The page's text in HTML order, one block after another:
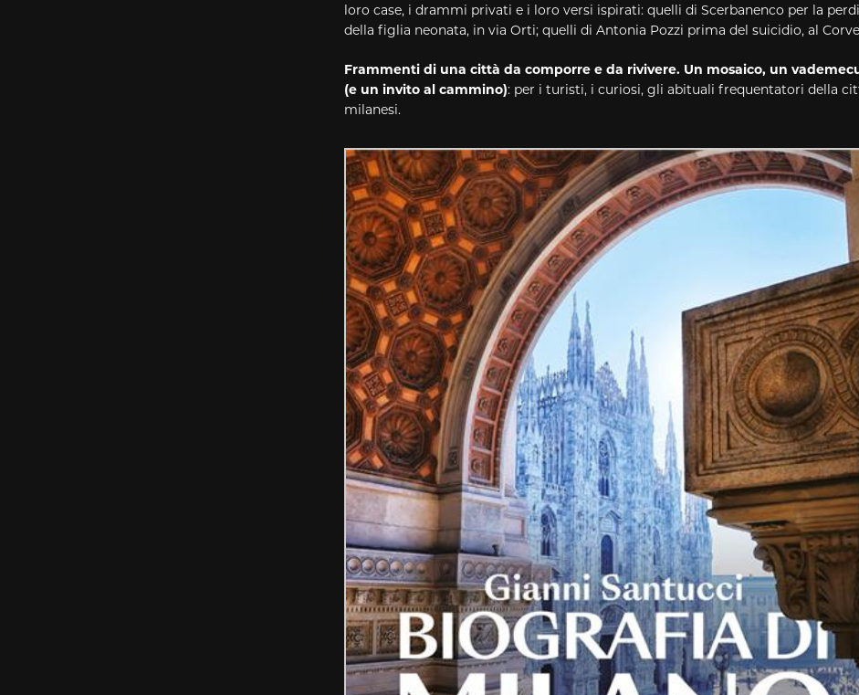
loro case, i drammi privati e i loro versi ispirati: quelli di Scerbanenco per la
della figlia neonata, in via Orti; quelli di Antonia Pozzi prima del suicidio, al
Frammenti di una città da comporre e da rivivere. Un mosaico, un
(e un invito al cammino): per i turisti, i curiosi, gli abituali frequentatori della
milanesi.